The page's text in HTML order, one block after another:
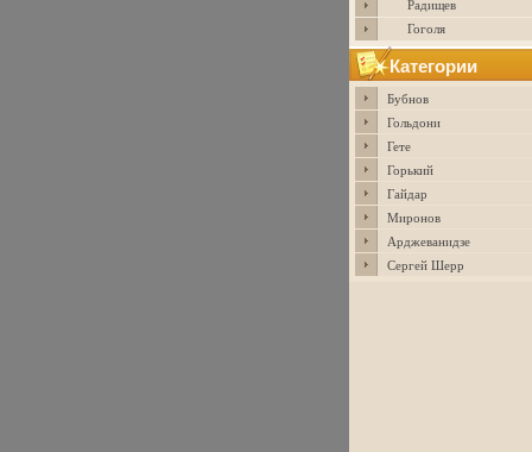
Радищев
Гоголя
Категории
Бубнов
Гольдони
Гете
Горький
Гайдар
Миронов
Арджеванидзе
Сергей Шерр